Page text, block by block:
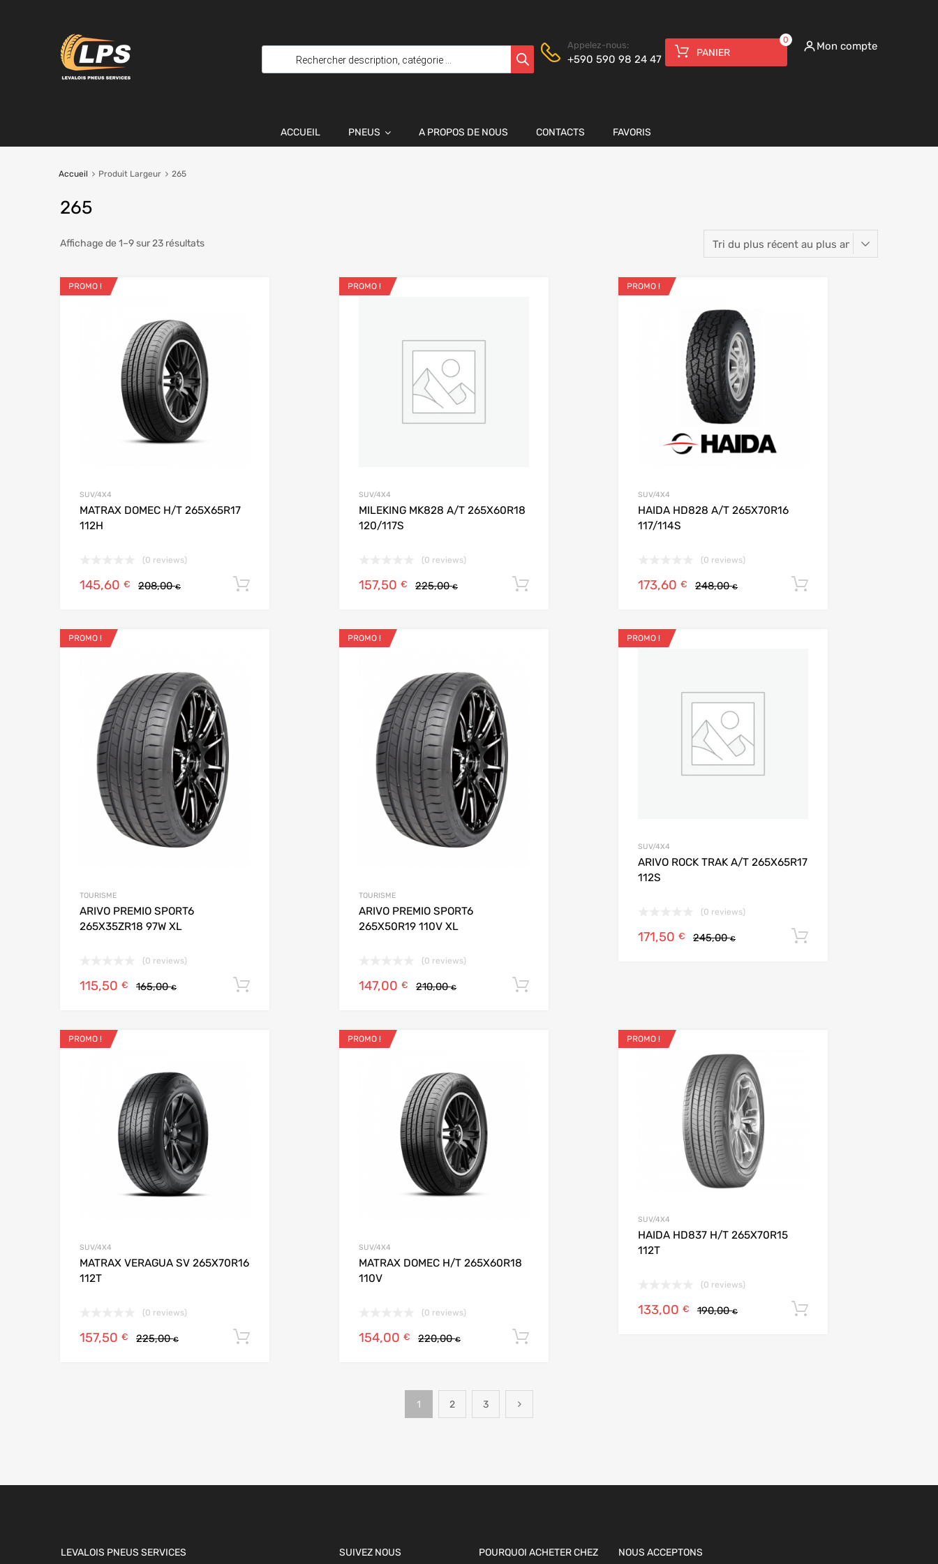
Appelez-nous:
+590 590 98 24 47
PANIER
0 Mon compte
ACCUEIL PNEUS A PROPOS DE NOUS CONTACTS FAVORIS
Accueil Produit Largeur 265
265
Affichage de 1–9 sur 23 résultats
PROMO !
SUV/4X4
MATRAX DOMEC H/T 265X65R17
112H
(0 reviews)
208,00€
145,60 € Ajouter au panier
PROMO !
SUV/4X4
MILEKING MK828 A/T 265X60R18
120/117S
(0 reviews)
225,00€
157,50 € Ajouter au panier
PROMO !
SUV/4X4
HAIDA HD828 A/T 265X70R16
117/114S
(0 reviews)
248,00€
173,60 €
PROMO !
TOURISME
ARIVO PREMIO SPORT6
265X35ZR18 97W XL
(0 reviews)
165,00€
115,50 € Ajouter au panier
PROMO !
TOURISME
ARIVO PREMIO SPORT6
265X50R19 110V XL
(0 reviews)
210,00€
147,00 €
PROMO !
SUV/4X4
ARIVO ROCK TRAK A/T 265X65R17
112S
(0 reviews)
245,00€
171,50 €
PROMO !
SUV/4X4
MATRAX VERAGUA SV 265X70R16
112T
(0 reviews)
225,00€
157,50 € Ajouter au panier
PROMO !
SUV/4X4
MATRAX DOMEC H/T 265X60R18
110V
(0 reviews)
220,00€
154,00 €
PROMO !
SUV/4X4
HAIDA HD837 H/T 265X70R15
112T
(0 reviews)
190,00€
133,00 €
1 2 3
LEVALOIS PNEUS SERVICES SUIVEZ NOUS
POURQUOI ACHETER CHEZ
NOUS ACCEPTONS